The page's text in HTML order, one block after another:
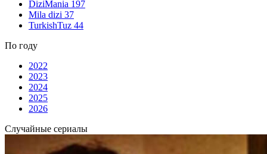
DiziMania 197
Mila dizi 37
TurkishTuz 44
По году
2022
2023
2024
2025
2026
Случайные сериалы